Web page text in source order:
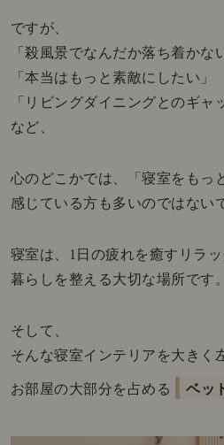
ですが、
「殺風景でなんだか落ち着かな
「本当はもっと素敵にしたい」
「リビングダイニングとのギャ
など、
心のどこかでは、「寝室をもっ
感じている方も多いのではない
寝室は、1日の疲れを癒すリラッ
暮らしを整える大切な場所です。
そして、
そんな寝室インテリアを大きく
お部屋の大部分を占める ベッ